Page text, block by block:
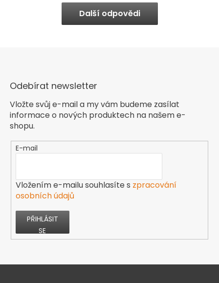
Další odpovědi
Odebírat newsletter
Vložte svůj e-mail a my vám budeme zasílat
informace o nových produktech na našem e-
shopu.
E-mail
Vložením e-mailu souhlasíte s zpracování
osobních údajů
PŘIHLÁSIT
SE
Z